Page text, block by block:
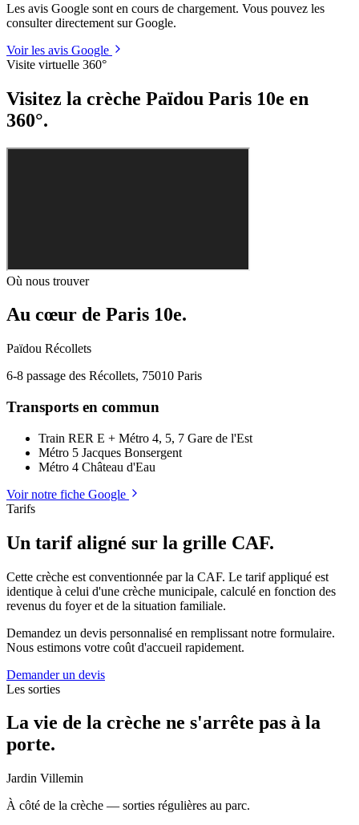
Les avis Google sont en cours de chargement. Vous pouvez les
consulter directement sur Google.
Voir les avis Google
Visite virtuelle 360°
Visitez la crèche Païdou Paris 10e en
360°.
Où nous trouver
Au cœur de Paris 10e.
Païdou Récollets
6-8 passage des Récollets, 75010 Paris
Transports en commun
Train RER E + Métro 4, 5, 7 Gare de l'Est
Métro 5 Jacques Bonsergent
Métro 4 Château d'Eau
Voir notre fiche Google
−
Tarifs
Un tarif aligné sur la grille CAF.
Cette crèche est conventionnée par la CAF. Le tarif appliqué est
identique à celui d'une crèche municipale, calculé en fonction des
revenus du foyer et de la situation familiale.
Demandez un devis personnalisé en remplissant notre formulaire.
Nous estimons votre coût d'accueil rapidement.
Demander un devis
Les sorties
La vie de la crèche ne s'arrête pas à la
porte.
Jardin Villemin
À côté de la crèche — sorties régulières au parc.